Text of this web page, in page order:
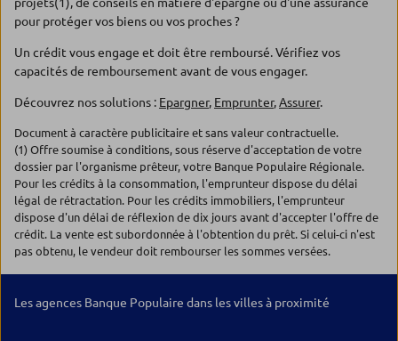
pour protéger vos biens ou vos proches ?
Un crédit vous engage et doit être remboursé. Vérifiez vos
capacités de remboursement avant de vous engager.
Découvrez nos solutions : Epargner, Emprunter,Assurer.
Document à caractère publicitaire et sans valeur contractuelle.
(1) Offre soumise à conditions, sous réserve d'acceptation de votre
dossier par l'organisme prêteur, votre Banque Populaire Régionale.
Pour les crédits à la consommation, l'emprunteur dispose du délai
légal de rétractation. Pour les crédits immobiliers, l'emprunteur
dispose d'un délai de réflexion de dix jours avant d'accepter l'offre de
crédit. La vente est subordonnée à l'obtention du prêt. Si celui-ci n'est
pas obtenu, le vendeur doit rembourser les sommes versées.
Les agences Banque Populaire dans les villes à proximité